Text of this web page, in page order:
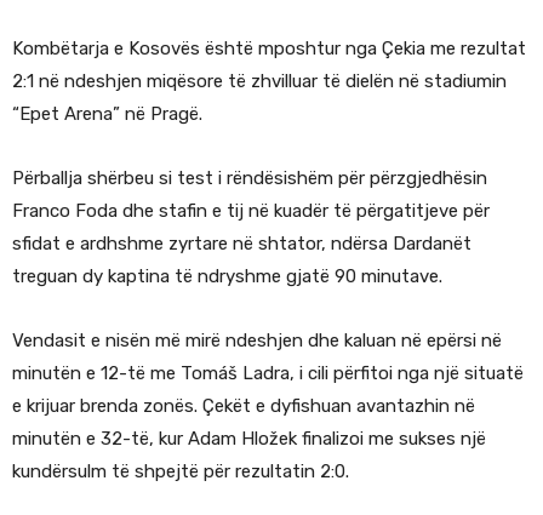
Kombëtarja e Kosovës është mposhtur nga Çekia me rezultat
2:1 në ndeshjen miqësore të zhvilluar të dielën në stadiumin
“Epet Arena” në Pragë.
Përballja shërbeu si test i rëndësishëm për përzgjedhësin
Franco Foda dhe stafin e tij në kuadër të përgatitjeve për
sfidat e ardhshme zyrtare në shtator, ndërsa Dardanët
treguan dy kaptina të ndryshme gjatë 90 minutave.
Vendasit e nisën më mirë ndeshjen dhe kaluan në epërsi në
minutën e 12-të me Tomáš Ladra, i cili përfitoi nga një situatë
e krijuar brenda zonës. Çekët e dyfishuan avantazhin në
minutën e 32-të, kur Adam Hložek finalizoi me sukses një
kundërsulm të shpejtë për rezultatin 2:0.